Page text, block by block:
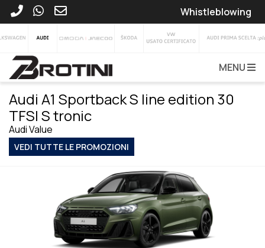
Whistleblowing
MENU
Audi A1 Sportback S line edition 30
TFSI S tronic
Audi Value
VEDI TUTTE LE PROMOZIONI